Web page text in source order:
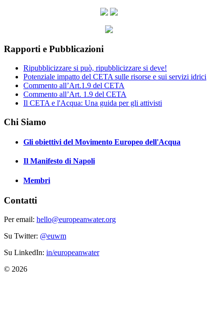
Rapporti e Pubblicazioni
Ripubblicizzare si può, ripubblicizzare si deve!
Potenziale impatto del CETA sulle risorse e sui servizi idrici
Commento all’Art.1.9 del CETA
Commento all’Art. 1.9 del CETA
Il CETA e l'Acqua: Una guida per gli attivisti
Chi Siamo
Gli obiettivi del Movimento Europeo dell'Acqua
Il Manifesto di Napoli
Membri
Contatti
Per email: hello@europeanwater.org
Su Twitter: @euwm
Su LinkedIn: in/europeanwater
© 2026